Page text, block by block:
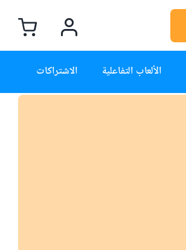
الألعاب التفاعلية الاشتراكات